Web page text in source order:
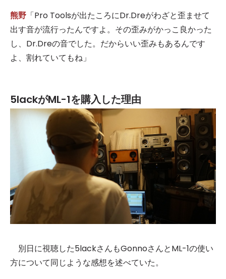
熊野 「Pro Toolsが出たころにDr.Dreがわざと歪ませて
出す音が流行ったんですよ。その歪みがかっこ良かった
し、Dr.Dreの音でした。だからいい歪みもあるんです
よ、割れていてもね」
5lackがML-1を購入した理由
別日に視聴した5lackさんもGonnoさんとML-1の使い
方について同じような感想を述べていた。